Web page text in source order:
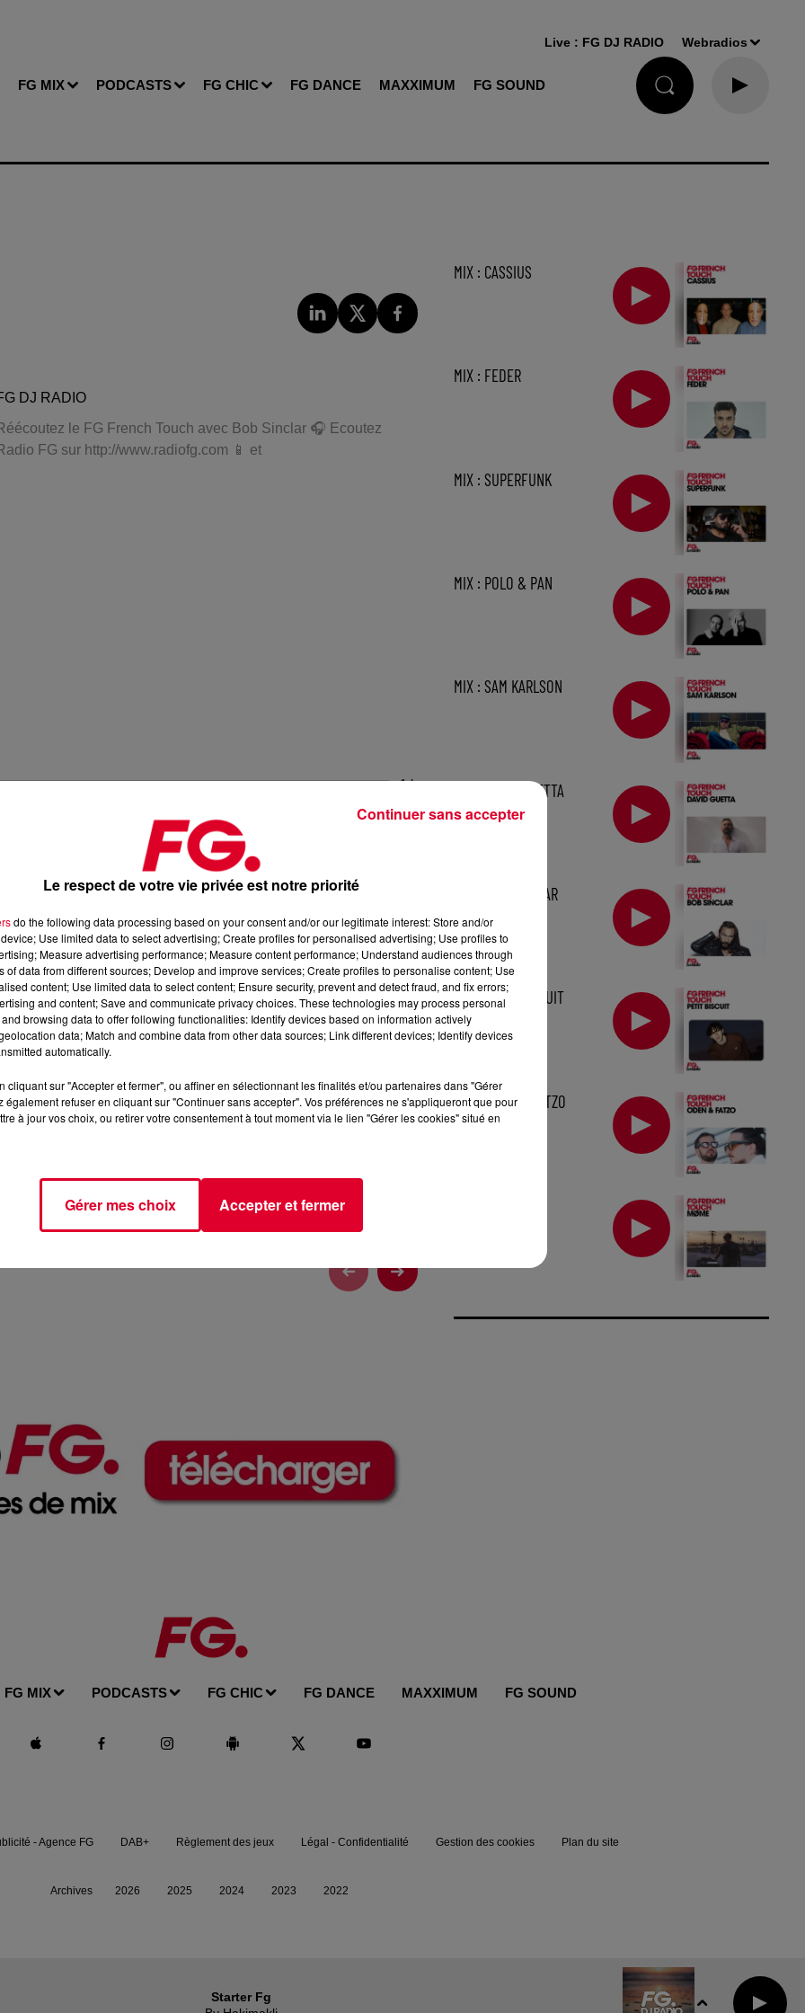
FG MIX PODCASTS FG CHIC FG DANCE MAXXIMUM FG SOUND
Live : FG DJ RADIO Webradios
DJ RADIO
le FG French Touch avec Bob Sinclar 🎧 Ecoutez
FG sur http://www.radiofg.com 📱 et
1 h
FG (IOShttps://urlz.fr/hhZx- Google Play
programmation house, deep, et électro
MIX : CASSIUS
MIX : FEDER
MIX : SUPERFUNK
MIX : POLO & PAN
MIX : SAM KARLSON
MIX : DAVID GUETTA
MIX : BOB SINCLAR
MIX : PETIT BISCUIT
MIX : ODEN & FATZO
FG MIX PODCASTS FG CHIC FG DANCE MAXXIMUM FG SOUND
Starter Fg
- Agence FG DAB+ Règlement des jeux Légal - Confidentialité Gestion des cookies Plan du site
Archives 2026 2025 2024 2023 2022
Le respect de votre vie privée est notre priorité
do the following data processing based on your consent and/or our legitimate interest: Store and/or
Use limited data to select advertising; Create profiles for personalised advertising; Use profiles to
Measure advertising performance; Measure content performance; Understand audiences through
of data from different sources; Develop and improve services; Create profiles to personalise content; Use
content; Use limited data to select content; Ensure security, prevent and detect fraud, and fix errors;
and content; Save and communicate privacy choices. These technologies may process personal
browsing data to offer following functionalities: Identify devices based on information actively
data; Match and combine data from other data sources; Link different devices; Identify devices
automatically.
cliquant sur "Accepter et fermer", ou affiner en sélectionnant les finalités et/ou partenaires dans "Gérer
également refuser en cliquant sur "Continuer sans accepter". Vos préférences ne s'appliqueront que pour
à jour vos choix, ou retirer votre consentement à tout moment via le lien "Gérer les cookies" situé en
Gérer mes choix Accepter et fermer
Continuer sans accepter